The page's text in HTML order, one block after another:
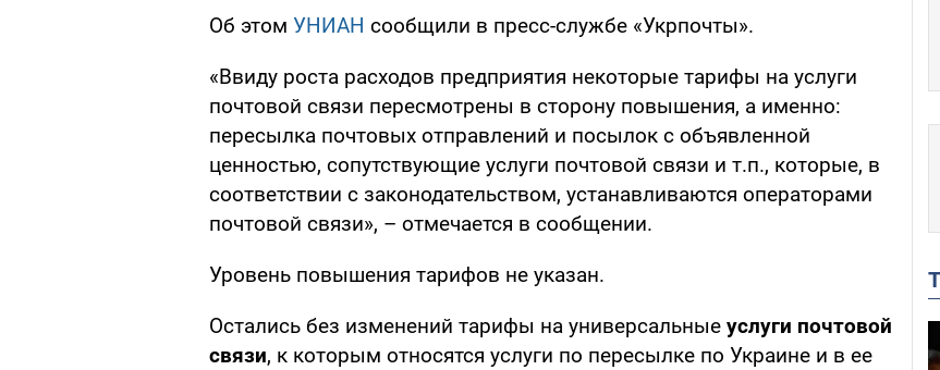
Об этом УНИАН сообщили в пресс-службе «Укрпочты».
«Ввиду роста расходов предприятия некоторые тарифы на услуги
почтовой связи пересмотрены в сторону повышения, а именно:
пересылка почтовых отправлений и посылок с объявленной
ценностью, сопутствующие услуги почтовой связи и т.п., которые, в
соответствии с законодательством, устанавливаются операторами
почтовой связи», – отмечается в сообщении.
Уровень повышения тарифов не указан.
Остались без изменений тарифы на универсальные услуги почтовой
связи, к которым относятся услуги по пересылке по Украине и в ее